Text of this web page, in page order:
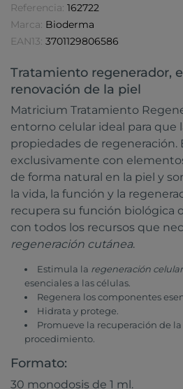
Referencia: 162722
Marca: Bioderma
EAN13: 3701129806586
Tratamiento regenerador,
renovación de la piel
Matricium Tratamiento
entorno celular ideal para que
propiedades de regeneración.
exclusivamente con
de forma natural en la piel y
la vida, la función y la
recupera su función biológica
con todos los recursos que
regeneración cutánea.
Estimula la regeneración celular
esenciales a las células.
Regenera los componentes
Hidrata y protege.
Promueve la recuperación de
procedimiento.
Formato:
30 monodosis de 1 ml.